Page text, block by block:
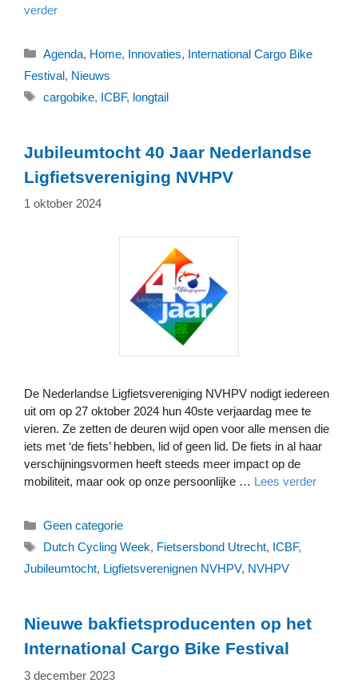
verder
Categorieën
Agenda, Home, Innovaties, International Cargo Bike
Festival, Nieuws
Tags
cargobike, ICBF, longtail
Jubileumtocht 40 Jaar Nederlandse
Ligfietsvereniging NVHPV
1 oktober 2024
De Nederlandse Ligfietsvereniging NVHPV nodigt iedereen
uit om op 27 oktober 2024 hun 40ste verjaardag mee te
vieren. Ze zetten de deuren wijd open voor alle mensen die
iets met ‘de fiets’ hebben, lid of geen lid. De fiets in al haar
verschijningsvormen heeft steeds meer impact op de
mobiliteit, maar ook op onze persoonlijke … Lees verder
Categorieën
Geen categorie
Tags
Dutch Cycling Week, Fietsersbond Utrecht, ICBF,
Jubileumtocht, Ligfietsverenignen NVHPV, NVHPV
Nieuwe bakfietsproducenten op het
International Cargo Bike Festival
3 december 2023